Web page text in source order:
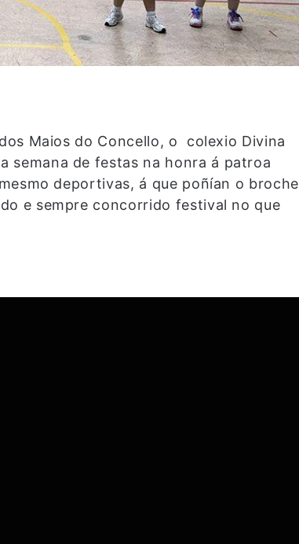
Maios do Concello, o colexio Divina
semana de festas na honra á patroa
deportivas, á que poñían o broche
e sempre concorrido festival no que